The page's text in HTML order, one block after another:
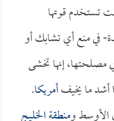
تستخدم قوتها
في منع أي تشابك أو
إنها تخشى
أشد ما يخيفأمريكا.